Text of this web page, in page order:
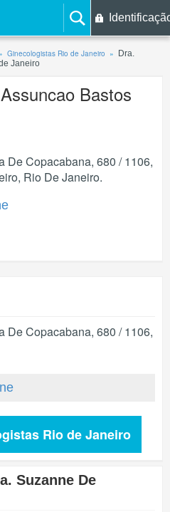
Ginecologistas Rio de Janeiro
Dra.
Janeiro
Bastos
De Copacabana, 680 / 1106,
Rio De Janeiro.
De Copacabana, 680 / 1106,
Rio de Janeiro
Suzanne De